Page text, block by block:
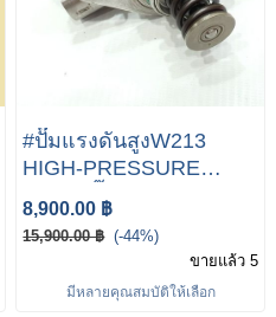
#ปั๊มแรงดันสูงW213
HIGH-PRESSURE
PUMP ปั๊มแรงดัน
สูงW213 #ปั๊มแรงดันสูง
Mercedes-Benz W213
เซเดสเบนซ์ A274 070 05
8,900.00 ฿
15,900.00 ฿ (-44%)
ขายแล้ว 5
มีหลายคุณสมบัติให้เลือก